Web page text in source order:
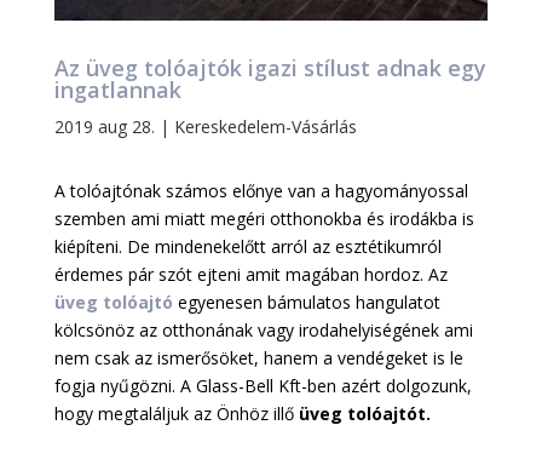
Az üveg tolóajtók igazi stílust adnak egy
ingatlannak
2019 aug 28. | Kereskedelem-Vásárlás
A tolóajtónak számos előnye van a hagyományossal
szemben ami miatt megéri otthonokba és irodákba is
kiépíteni. De mindenekelőtt arról az esztétikumról
érdemes pár szót ejteni amit magában hordoz. Az
üveg tolóajtó egyenesen bámulatos hangulatot
kölcsönöz az otthonának vagy irodahelyiségének ami
nem csak az ismerősöket, hanem a vendégeket is le
fogja nyűgözni. A Glass-Bell Kft-ben azért dolgozunk,
hogy megtaláljuk az Önhöz illő üveg tolóajtót.